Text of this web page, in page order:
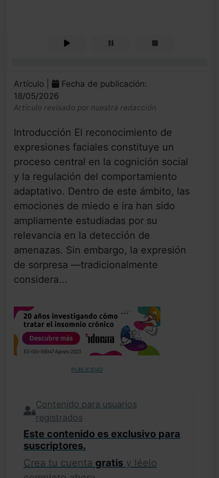
Artículo |
Fecha de publicación:
18/05/2026
Artículo revisado por nuestra redacción
Introducción El reconocimiento de
expresiones faciales constituye un
proceso central en la cognición social
y la regulación del comportamiento
adaptativo. Dentro de este ámbito, las
emociones de miedo e ira han sido
ampliamente estudiadas por su
relevancia en la detección de
amenazas. Sin embargo, la expresión
de sorpresa —tradicionalmente
considera...
PUBLICIDAD
Contenido para usuarios
registrados
Este contenido es exclusivo para
suscriptores.
Crea tu cuenta gratis y léelo